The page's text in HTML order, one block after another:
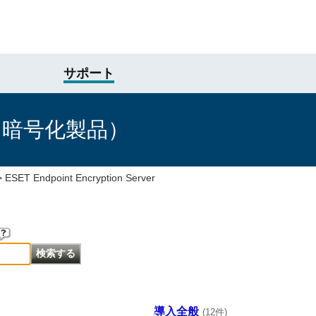
サポート
号化製品）
ESET Endpoint Encryption Server
導入全般 (12件)